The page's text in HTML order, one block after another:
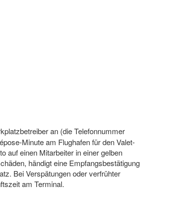
an (die Telefonnummer
Minute am Flughafen für den Valet-
auf einen Mitarbeiter in einer gelben
händigt eine Empfangsbestätigung
Bei Verspätungen oder verfrühter
am Terminal.